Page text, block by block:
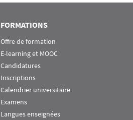
FORMATIONS
Offre de formation
E-learning et MOOC
Candidatures
Inscriptions
Calendrier universitaire
Examens
Langues enseignées